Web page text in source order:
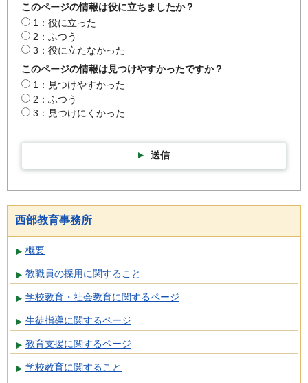
このページの情報は役に立ちましたか？
1：役に立った
2：ふつう
3：役に立たなかった
このページの情報は見つけやすかったですか？
1：見つけやすかった
2：ふつう
3：見つけにくかった
送信
西部教育事務所
概要
教職員の採用に関すること
学校教育・社会教育に関するページ
生徒指導に関するページ
教育支援に関するページ
学校教育に関すること